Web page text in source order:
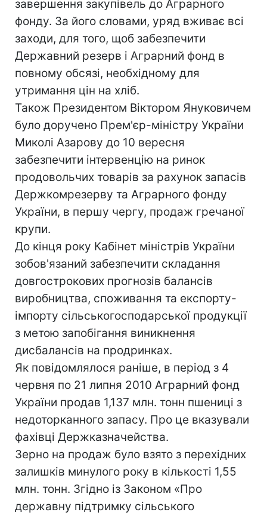
завершення закупівель до Аграрного
фонду. За його словами, уряд вживає всі
заходи, для того, щоб забезпечити
Державний резерв і Аграрний фонд в
повному обсязі, необхідному для
утримання цін на хліб.
Також Президентом Віктором Януковичем
було доручено Прем'єр-міністру України
Миколі Азарову до 10 вересня
забезпечити інтервенцію на ринок
продовольчих товарів за рахунок запасів
Держкомрезерву та Аграрного фонду
України, в першу чергу, продаж гречаної
крупи.
До кінця року Кабінет міністрів України
зобов'язаний забезпечити складання
довгострокових прогнозів балансів
виробництва, споживання та експорту-
імпорту сільськогосподарської продукції
з метою запобігання виникнення
дисбалансів на продринках.
Як повідомлялося раніше, в період з 4
червня по 21 липня 2010 Аграрний фонд
України продав 1,137 млн. тонн пшениці з
недоторканного запасу. Про це вказували
фахівці Держказначейства.
Зерно на продаж було взято з перехідних
залишків минулого року в кількості 1,55
млн. тонн. Згідно із Законом «Про
державну підтримку сільського